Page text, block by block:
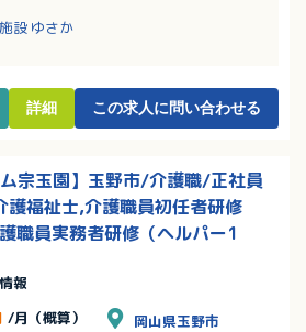
設 ゆさか
詳細 この求人に問い合わせる
ム宗玉園】玉野市/介護職/正社員
福祉士,介護職員初任者研修
職員実務者研修（ヘルパー1
報
/月（概算） 岡山県玉野市